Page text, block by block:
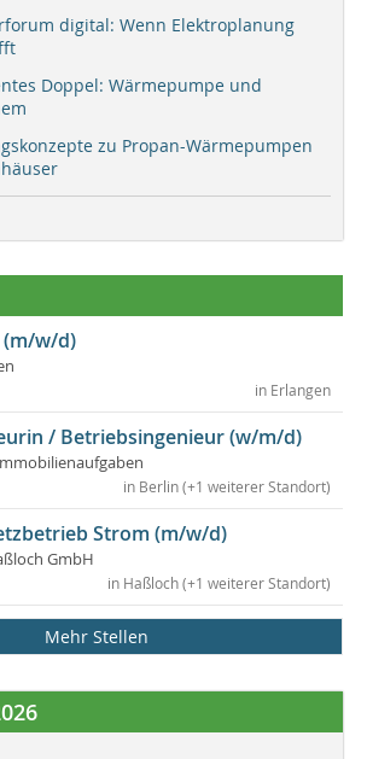
digital: Wenn Elektroplanung
Doppel: Wärmepumpe und
zu Propan-Wärmepumpen
w/d)
in Erlangen
/ Betriebsingenieur (w/m/d)
in Berlin (+1 weiterer Standort)
Strom (m/w/d)
GmbH
in Haßloch (+1 weiterer Standort)
Mehr Stellen